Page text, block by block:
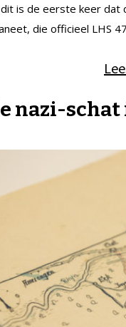
is de eerste keer
die officieel LHS
nazi-